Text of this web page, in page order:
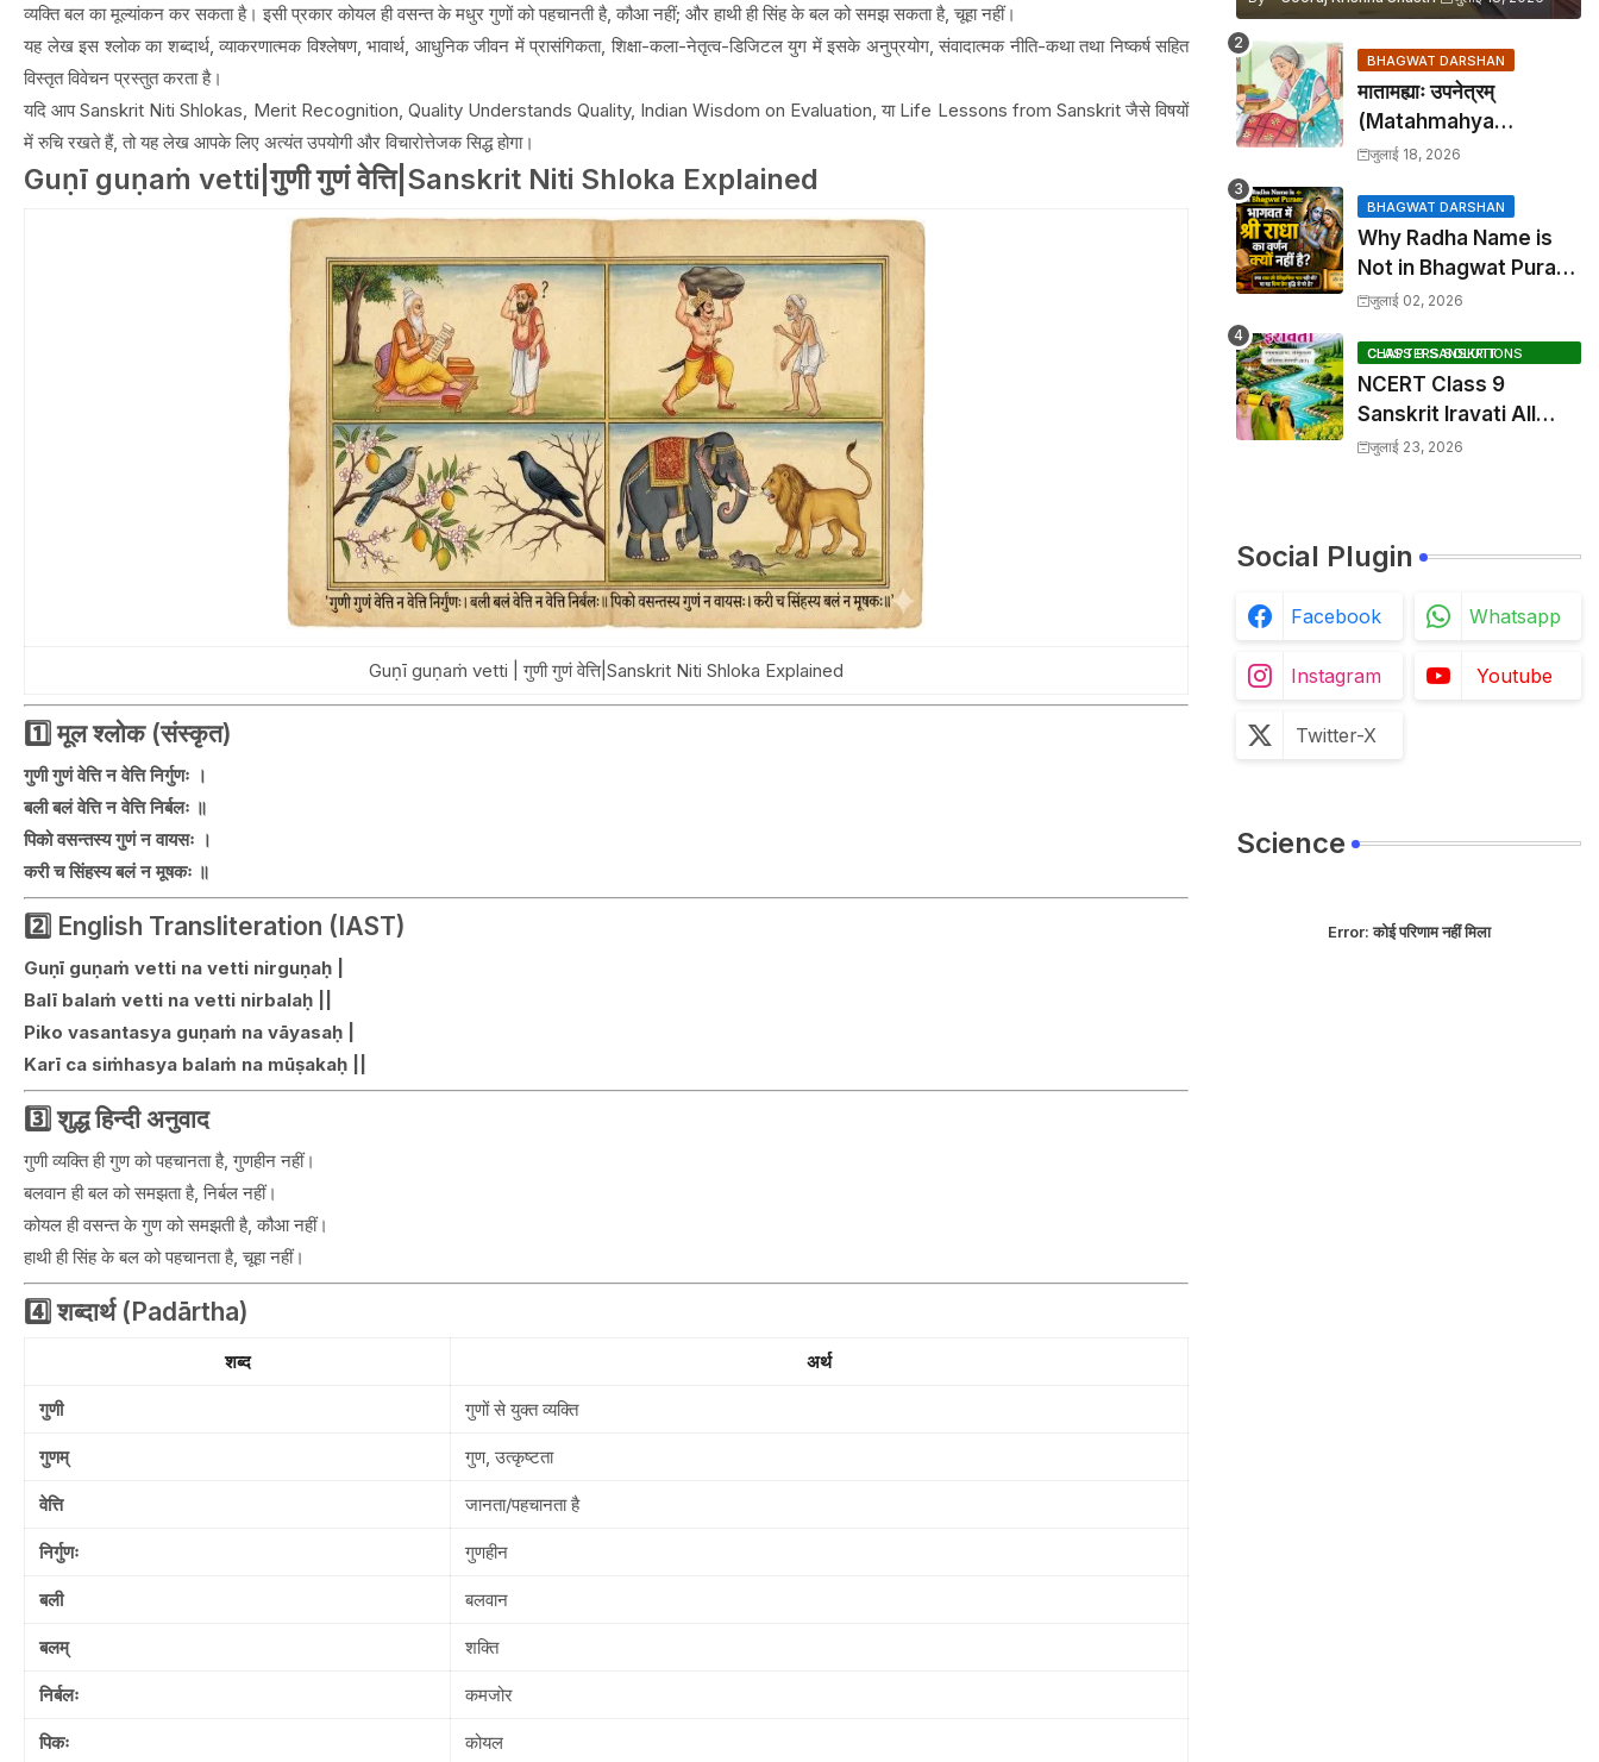
व्यक्ति बल का मूल्यांकन कर सकता है। इसी प्रकार कोयल ही वसन्त के मधुर गुणों को पहचानती है, कौआ नहीं; और हाथी ही सिंह के बल को समझ सकता है, चूहा नहीं।
यह लेख इस श्लोक का शब्दार्थ, व्याकरणात्मक विश्लेषण, भावार्थ, आधुनिक जीवन में प्रासंगिकता, शिक्षा-कला-नेतृत्व-डिजिटल युग में इसके अनुप्रयोग, संवादात्मक नीति-कथा तथा निष्कर्ष सहित
विस्तृत विवेचन प्रस्तुत करता है।
यदि आप Sanskrit Niti Shlokas, Merit Recognition, Quality Understands Quality, Indian Wisdom on Evaluation, या Life Lessons from Sanskrit जैसे विषयों
में रुचि रखते हैं, तो यह लेख आपके लिए अत्यंत उपयोगी और विचारोत्तेजक सिद्ध होगा।
Guṇī guṇaṁ vetti|गुणी गुणं वेत्ति|Sanskrit Niti Shloka Explained
Guṇī guṇaṁ vetti | गुणी गुणं वेत्ति|Sanskrit Niti Shloka Explained
1️⃣ मूल श्लोक (संस्कृत)
गुणी गुणं वेत्ति न वेत्ति निर्गुणः ।
बली बलं वेत्ति न वेत्ति निर्बलः ॥
पिको वसन्तस्य गुणं न वायसः ।
करी च सिंहस्य बलं न मूषकः ॥
2️⃣ English Transliteration (IAST)
Guṇī guṇaṁ vetti na vetti nirguṇaḥ |
Balī balaṁ vetti na vetti nirbalaḥ ||
Piko vasantasya guṇaṁ na vāyasaḥ |
Karī ca siṁhasya balaṁ na mūṣakaḥ ||
3️⃣ शुद्ध हिन्दी अनुवाद
गुणी व्यक्ति ही गुण को पहचानता है, गुणहीन नहीं।
बलवान ही बल को समझता है, निर्बल नहीं।
कोयल ही वसन्त के गुण को समझती है, कौआ नहीं।
हाथी ही सिंह के बल को पहचानता है, चूहा नहीं।
4️⃣ शब्दार्थ (Padārtha)
शब्द अर्थ
गुणी गुणों से युक्त व्यक्ति
गुणम् गुण, उत्कृष्टता
वेत्ति जानता/पहचानता है
निर्गुणः गुणहीन
बली बलवान
बलम् शक्ति
निर्बलः कमजोर
पिकः कोयल
BHAGWAT DARSHAN
मातामह्याः उपनेत्रम्
(Matahmahya
Upanetram) - Class 9
Translation &
Solutions
जुलाई 18, 2026
BHAGWAT DARSHAN
Why Radha Name is
Not in Bhagwat Puran:
भागवत में श्री राधा का वर्णन क्यों
जुलाई 02, 2026
CLASS 9 SANSKRIT CHAPTERS SOLUTIONS
NCERT Class 9
Sanskrit Iravati All
Chapters, Hindi
जुलाई 23, 2026
Social Plugin
Facebook Whatsapp
Instagram Youtube
Twitter-X
Science
Error:कोई परिणाम नहीं मिला